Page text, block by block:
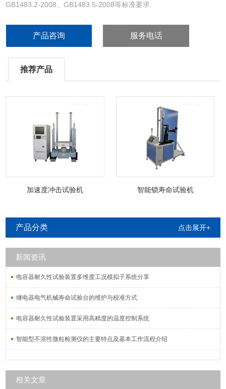
GB1483.2-2008、GB1483.5-2008等标准要求
产品咨询 服务电话
推荐产品
加速度冲击试验机 智能锁寿命试验机
产品分类 点击展开+
新闻资讯
电容器耐久性试验装置多维度工况模拟子系统分享
继电器电气机械寿命试验台的维护与校准方式
电容器耐久性试验装置采用高精度的温度控制系统
智能型不溶性微粒检测仪的主要特点及基本工作流程介绍
相关文章